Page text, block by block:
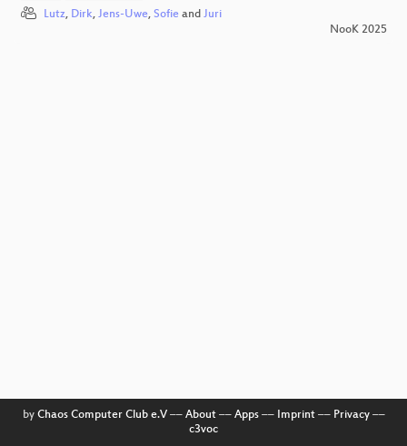
Lutz, Dirk, Jens-Uwe, Sofie and Juri
NooK 2025
by Chaos Computer Club e.V–– About–– Apps–– Imprint–– Privacy––
c3voc